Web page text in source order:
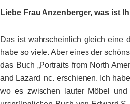
Liebe Frau Anzenberger, was ist
Das ist wahrscheinlich gleich eine
habe so viele. Aber eines der
das Buch „Portraits from North
and Lazard Inc. erschienen. Ich
wo es zwischen lauter Möbel